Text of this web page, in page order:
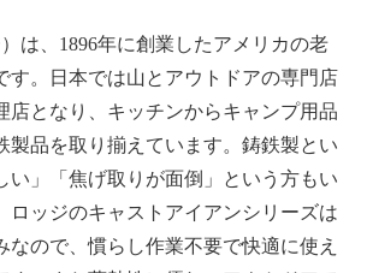
は、1896年に創業したアメリカの老
す。日本では山とアウトドアの専門店
店となり、キッチンからキャンプ用品
製品を取り揃えています。鋳鉄製とい
い」「焦げ取りが面倒」という方もい
ロッジのキャストアイアンシリーズは
なので、慣らし作業不要で快適に使え